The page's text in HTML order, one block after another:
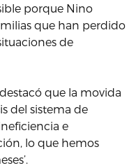
porque Nino
que han perdido
de
que la movida
del sistema de
e
lo que hemos